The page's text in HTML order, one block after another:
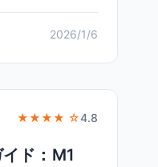
2026/1/6
★★★★ ☆4.8
ド：M1